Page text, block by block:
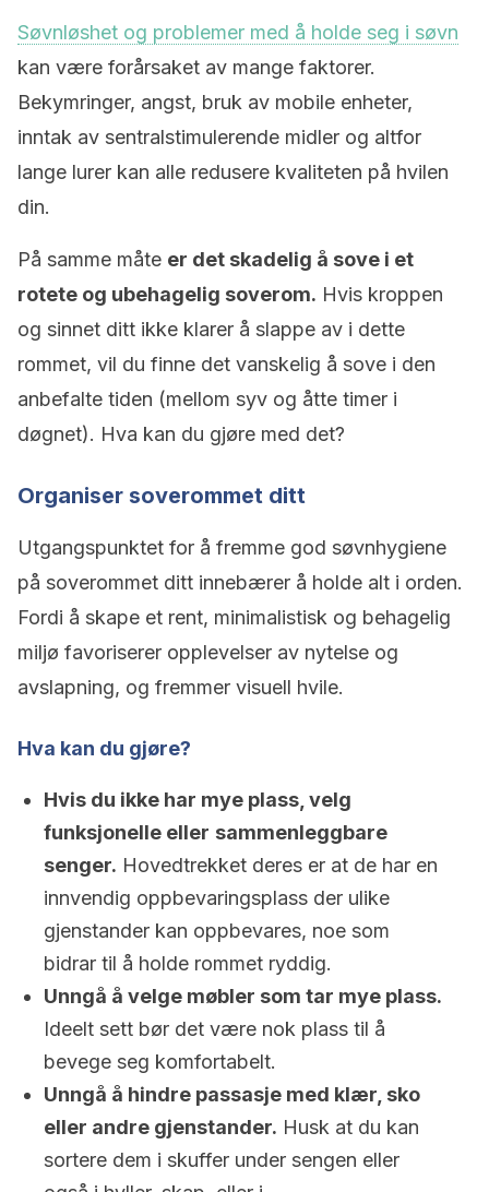
Søvnløshet og problemer med å holde seg i søvn
kan være forårsaket av mange faktorer.
Bekymringer, angst, bruk av mobile enheter,
inntak av sentralstimulerende midler og altfor
lange lurer kan alle redusere kvaliteten på hvilen
din.
På samme måte er det skadelig å sove i et
rotete og ubehagelig soverom. Hvis kroppen
og sinnet ditt ikke klarer å slappe av i dette
rommet, vil du finne det vanskelig å sove i den
anbefalte tiden (mellom syv og åtte timer i
døgnet). Hva kan du gjøre med det?
Organiser soverommet ditt
Utgangspunktet for å fremme god søvnhygiene
på soverommet ditt innebærer å holde alt i orden.
Fordi å skape et rent, minimalistisk og behagelig
miljø favoriserer opplevelser av nytelse og
avslapning, og fremmer visuell hvile.
Hva kan du gjøre?
Hvis du ikke har mye plass, velg
funksjonelle eller sammenleggbare
senger. Hovedtrekket deres er at de har en
innvendig oppbevaringsplass der ulike
gjenstander kan oppbevares, noe som
bidrar til å holde rommet ryddig.
Unngå å velge møbler som tar mye plass.
Ideelt sett bør det være nok plass til å
bevege seg komfortabelt.
Unngå å hindre passasje med klær, sko
eller andre gjenstander. Husk at du kan
sortere dem i skuffer under sengen eller